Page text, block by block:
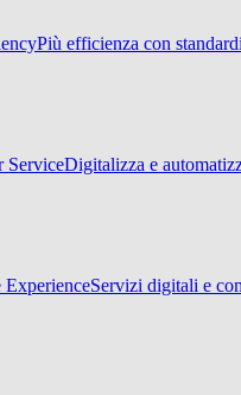
Più efficienza con
ServiceDigitalizza e
Servizi digitali e